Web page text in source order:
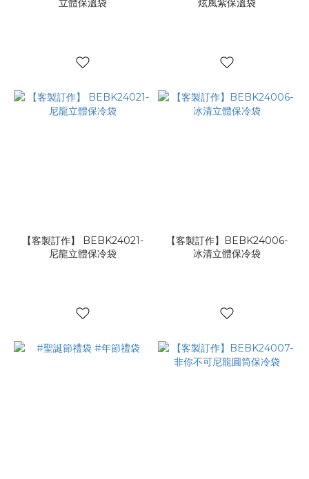
立體保溫袋
炫風紫保溫袋
【客製訂作】 BEBK24021-
尼龍立體保冷袋
【客製訂作】BEBK24006-
冰清立體保冷袋